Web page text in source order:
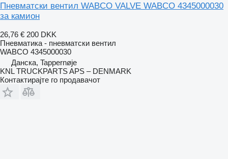
Пневматски вентил WABCO VALVE WABCO 4345000030
за камион
26,76 € 200 DKK
Пневматика - пневматски вентил
WABCO 4345000030
Данска, Tappernøje
KNL TRUCKPARTS APS – DENMARK
Контактирајте го продавачот